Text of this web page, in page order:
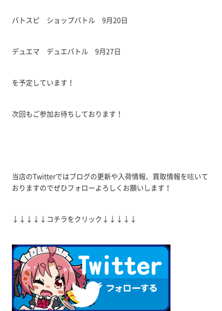
バトスピ ショップバトル 9月20日
デュエマ デュエバトル 9月27日
を予定しています！
次回もご参加お待ちしております！
当店のTwitterではブログの更新や入荷情報、買取情報を呟いて
おりますのでぜひフォローよろしくお願いします！
↓↓↓↓↓コチラをクリック↓↓↓↓↓